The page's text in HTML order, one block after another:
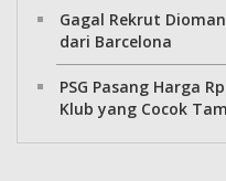
Gagal Rekrut
dari Barcelona
PSG Pasang Harga
Klub yang Cocok